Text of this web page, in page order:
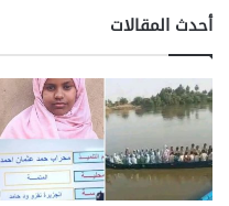
أحدث المقالات